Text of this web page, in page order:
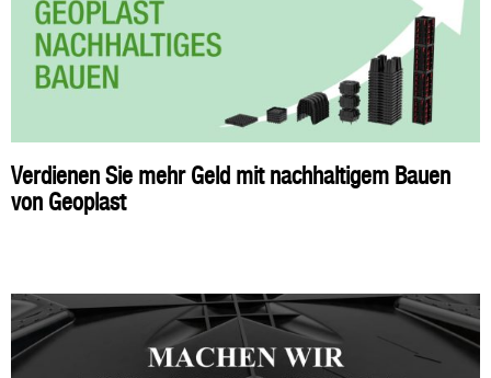
Verdienen Sie mehr Geld mit nachhaltigem Bauen
von Geoplast